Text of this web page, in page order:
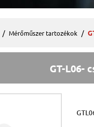
Mérőműszer tartozékok
GT-L06-